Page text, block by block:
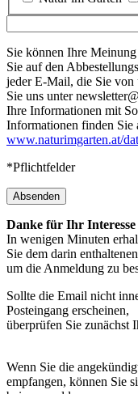
Sie können Ihre
Sie auf den
jeder E-Mail, die Sie von
Sie uns unter
Ihre Informationen mit
Informationen finden Sie
www.naturimgarten.at/
*Pflichtfelder
Absenden
Danke für Ihr Interesse
In wenigen Minuten
Sie dem darin
um die Anmeldung zu
Sollte die Email nicht
Posteingang erscheinen,
überprüfen Sie zunächst
Wenn Sie die
empfangen, können Sie